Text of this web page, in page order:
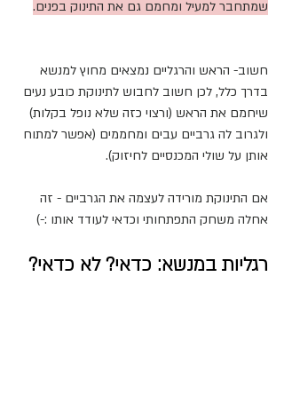
שמתחבר למעיל ומחמם גם את התינוק בפנים.
חשוב- הראש והרגליים נמצאים מחוץ למנשא
בדרך כלל, לכן חשוב לחבוש לתינוקת כובע נעים
שיחמם את הראש (ורצוי כזה שלא נופל בקלות)
ולגרוב לה גרביים עבים ומחממים (אפשר למתוח
אותן על שולי המכנסיים לחיזוק).
אם התינוקת מורידה לעצמה את הגרביים - זה
אחלה משחק התפתחותי וכדאי לעודד אותו :-)
רגליות במנשא: כדאי? לא כדאי?